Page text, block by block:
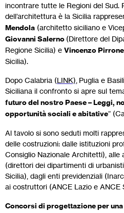
incontrare tutte le Regioni del Sud.
dell’architettura è la Sicilia
Mendola (architetto siciliano e
Giovanni Salerno (Direttore del
Regione Sicilia) e Vincenzo Pirrone
Sicilia).
Dopo Calabria (LINK), Puglia e
Siciliana il confronto si apre sul
futuro del nostro Paese – Leggi,
opportunità sociali e abitative”
Al tavolo si sono seduti molti
delle costruzioni: dalle istituzioni
Consiglio Nazionale Architetti), alle
(direttori dei dipartimenti di
Sicilia), dagli enti previdenziali
ai costruttori (ANCE Lazio e ANCE
Concorsi di progettazione per